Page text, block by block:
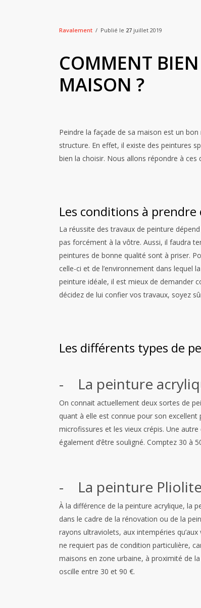
Ravalement Publié le 27 juillet 2019
COMMENT
MAISON ?
Peindre la façade de sa maison est un
structure. En effet, il existe des peintures
bien la choisir. Nous allons répondre à
Les conditions à
La réussite des travaux de peinture
pas forcément à la vôtre. Aussi, il faudra
peintures de bonne qualité sont à priser.
celle-ci et de l’environnement dans lequel
peinture idéale, il est mieux de demander
décidez de lui confier vos travaux, soyez
Les différents types de
- La peinture
On connait actuellement deux sortes de
quant à elle est connue pour son
microfissures et les vieux crépis. Une
également d’être souligné. Comptez 30 à
- La peinture Pliolite
À la différence de la peinture acrylique, la
dans le cadre de la rénovation ou de la
rayons ultraviolets, aux intempéries
ne requiert pas de condition particulière,
maisons en zone urbaine, à proximité de
oscille entre 30 et 90 €.